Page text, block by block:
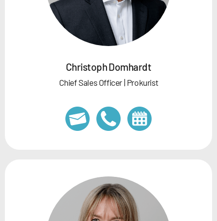
Christoph Domhardt
Chief Sales Officer | Prokurist